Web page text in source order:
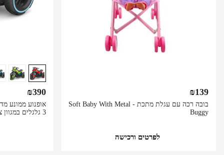
בובה רכה עם עגלת מתכת - Soft Baby With Metal
Buggy
₪139
לפרטים ורכישה
3 גלגלים במגוון צבעים לבחירה
₪390